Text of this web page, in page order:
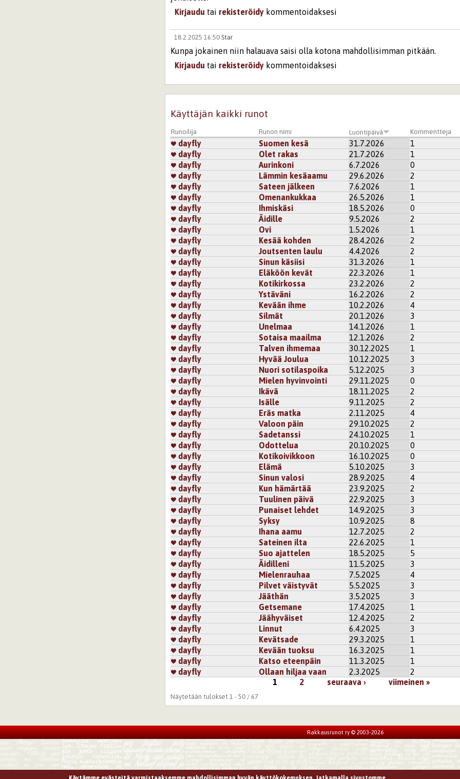
Kirjaudu tai rekisteröidy kommentoidaksesi
18.2.2025 16:50 Star
Kunpa jokainen niin halauava saisi olla kotona mahdollisimman pitkään.
Kirjaudu tai rekisteröidy kommentoidaksesi
Sivut
Käyttäjän kaikki runot
Runoilija Runon nimi Luontipäivä Kommentteja
dayfly Suomen kesä 31.7.2026 1
dayfly
Olet rakas 21.7.2026 1
dayfly
Aurinkoni 6.7.2026 0
dayfly
Lämmin kesäaamu 29.6.2026 2
dayfly
Sateen jälkeen 7.6.2026 1
dayfly
Omenankukkaa 26.5.2026 1
dayfly
Ihmiskäsi 18.5.2026 0
dayfly
Äidille 9.5.2026 2
dayfly
Ovi 1.5.2026 1
dayfly
Kesää kohden 28.4.2026 2
dayfly
Joutsenten laulu 4.4.2026 2
dayfly
Sinun käsiisi 31.3.2026 1
dayfly
Eläköön kevät 22.3.2026 1
dayfly
Kotikirkossa 23.2.2026 2
dayfly
Ystäväni 16.2.2026 2
dayfly
Kevään ihme 10.2.2026 4
dayfly
Silmät 20.1.2026 3
dayfly
Unelmaa 14.1.2026 1
dayfly
Sotaisa maailma 12.1.2026 2
dayfly
Talven ihmemaa 30.12.2025 1
dayfly
Hyvää Joulua 10.12.2025 3
dayfly
Nuori sotilaspoika 5.12.2025 3
dayfly
Mielen hyvinvointi 29.11.2025 0
dayfly
Ikävä 18.11.2025 2
dayfly
Isälle 9.11.2025 2
dayfly
Eräs matka 2.11.2025 4
dayfly
Valoon päin 29.10.2025 2
dayfly
Sadetanssi 24.10.2025 1
dayfly
Odottelua 20.10.2025 0
dayfly
Kotikoivikkoon 16.10.2025 0
dayfly
Elämä 5.10.2025 3
dayfly
Sinun valosi 28.9.2025 4
dayfly
Kun hämärtää 23.9.2025 2
dayfly
Tuulinen päivä 22.9.2025 3
dayfly
Punaiset lehdet 14.9.2025 3
dayfly
Syksy 10.9.2025 8
dayfly
Ihana aamu 12.7.2025 2
dayfly
Sateinen ilta 22.6.2025 1
dayfly
Suo ajattelen 18.5.2025 5
dayfly
Äidilleni 11.5.2025 3
dayfly
Mielenrauhaa 7.5.2025 4
dayfly
Pilvet väistyvät 5.5.2025 3
dayfly
Jääthän 3.5.2025 3
dayfly
Getsemane 17.4.2025 1
dayfly
Jäähyväiset 12.4.2025 2
dayfly
Linnut 6.4.2025 3
dayfly
Kevätsade 29.3.2025 1
dayfly
Kevään tuoksu 16.3.2025 1
dayfly
Katso eteenpäin 11.3.2025 1
dayfly
Ollaan hiljaa vaan 2.3.2025 2
1 2 seuraava › viimeinen »
Näytetään tulokset 1 - 50 / 67
Rakkausrunot ry © 2003-2026